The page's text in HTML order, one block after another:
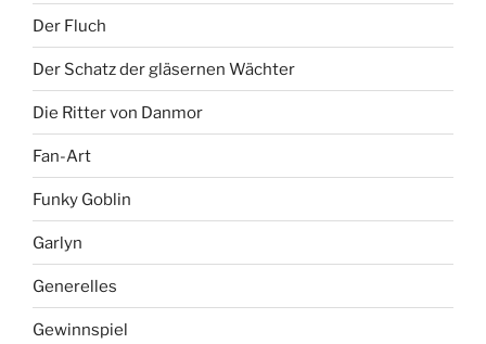
Der Fluch
Der Schatz der gläsernen Wächter
Die Ritter von Danmor
Fan-Art
Funky Goblin
Garlyn
Generelles
Gewinnspiel